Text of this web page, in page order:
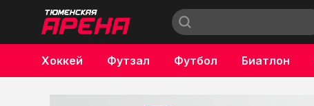
Хоккей Футзал Футбол Биатлон
Бокс